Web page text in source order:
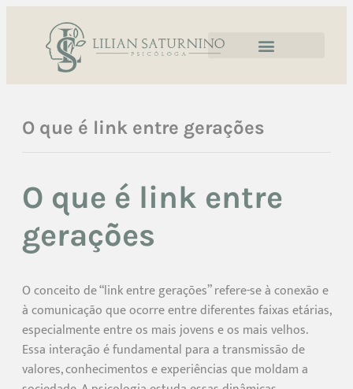
O que é link entre gerações
O que é link entre
gerações
O conceito de “link entre gerações” refere-se à conexão e
à comunicação que ocorre entre diferentes faixas etárias,
especialmente entre os mais jovens e os mais velhos.
Essa interação é fundamental para a transmissão de
valores, conhecimentos e experiências que moldam a